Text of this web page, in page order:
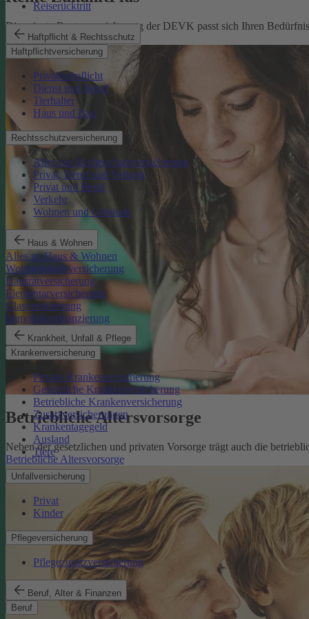
Reiserücktritt
Haftpflicht & Rechtsschutz
Haftpflichtversicherung
Privathaftpflicht
Dienst und Beruf
Tierhalter
Haus und Bau
Rechtsschutzversicherung
Alles zur Rechtsschutzversicherung
Privat, Beruf und Verkehr
Privat und Beruf
Verkehr
Wohnen und Gebäude
Haus & Wohnen
Alles zu Haus & Wohnen
Wohngebäudeversicherung
Hausratversicherung
Elementarversicherung
Glasversicherung
Immobilienfinanzierung
Krankheit, Unfall & Pflege
Krankenversicherung
Private Krankenversicherung
Gesetzliche Krankenversicherung
Betriebliche Krankenversicherung
Zusatzversicherungen
Krankentagegeld
Ausland
Tiere
Unfallversicherung
Privat
Kinder
Pflegeversicherung
Pflegezusatzversicherung
Beruf, Alter & Finanzen
Beruf
Die private Rentenversicherung der DEVK passt sich Ihren
Rente ZukunftPlus
Betriebliche Altersvorsorge
Neben der gesetzlichen und privaten Vorsorge trägt auch die
Betriebliche Altersvorsorge